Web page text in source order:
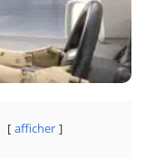
afficher